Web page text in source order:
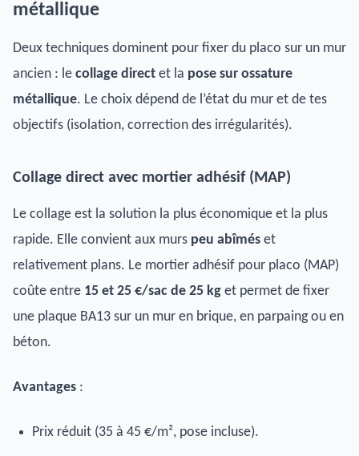
métallique
Deux techniques dominent pour fixer du placo sur un mur
ancien : le collage direct et la pose sur ossature
métallique. Le choix dépend de l’état du mur et de tes
objectifs (isolation, correction des irrégularités).
Collage direct avec mortier adhésif (MAP)
Le collage est la solution la plus économique et la plus
rapide. Elle convient aux murs peu abîmés et
relativement plans. Le mortier adhésif pour placo (MAP)
coûte entre 15 et 25 €/sac de 25 kg et permet de fixer
une plaque BA13 sur un mur en brique, en parpaing ou en
béton.
Avantages :
Prix réduit (35 à 45 €/m², pose incluse).